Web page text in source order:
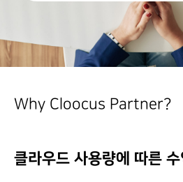
Why Cloocus Partner?
클라우드 사용량에 따른